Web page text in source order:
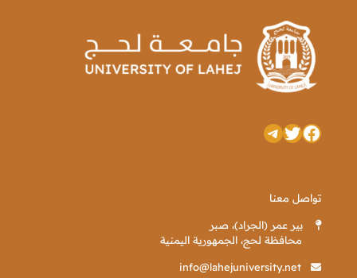
فيسبوك
تويترتيليجرام
تواصل معنا
بير عمر (الجراد)، صبر
محافظة لحج، الجمهورية اليمنية
info@lahejuniversity.net